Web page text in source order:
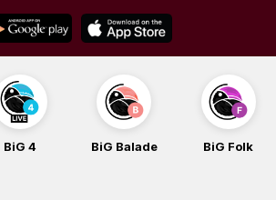
BiG 4 BiG Balade BiG Folk